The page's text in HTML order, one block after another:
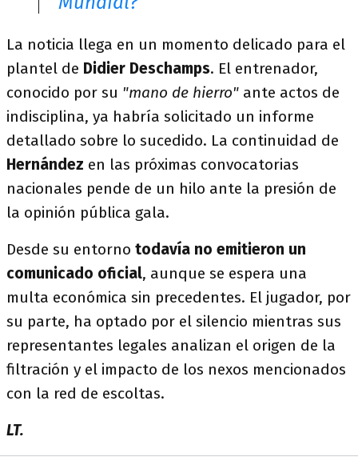
La noticia llega en un momento delicado para el
plantel de Didier Deschamps. El entrenador,
conocido por su "mano de hierro" ante actos de
indisciplina, ya habría solicitado un informe
detallado sobre lo sucedido. La continuidad de
Hernández en las próximas convocatorias
nacionales pende de un hilo ante la presión de
la opinión pública gala.
Desde su entorno todavía no emitieron un
comunicado oficial, aunque se espera una
multa económica sin precedentes. El jugador, por
su parte, ha optado por el silencio mientras sus
representantes legales analizan el origen de la
filtración y el impacto de los nexos mencionados
con la red de escoltas.
LT.